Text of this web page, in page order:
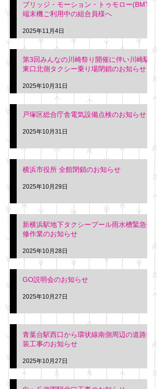
ブリッジ・モーション・トゥモロー(BMT)
端末機ご利用中の組合員様へ
2025年11月4日
第3回みんなの川崎祭り開催に伴い川崎駅
東口北側タクシー乗り場閉鎖のお知らせ
2025年10月31日
戸塚区総合庁舎電気設備点検のお知らせ
2025年10月31日
横浜市役所 全館閉鎖のお知らせ
2025年10月29日
新横浜駅地下タクシープール雨水槽緊急補
修作業のお知らせ
2025年10月28日
GO説明会のお知らせ
2025年10月27日
青葉台駅西口から環状線南側周辺の道路舗
装工事のお知らせ
2025年10月27日